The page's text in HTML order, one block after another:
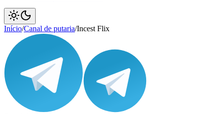
Início/Canal de putaria/Incest Flix